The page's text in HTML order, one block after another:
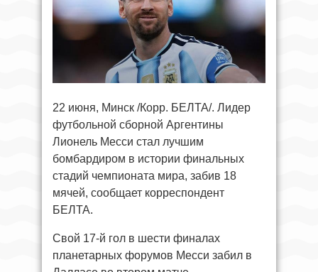
22 июня, Минск /Корр. БЕЛТА/. Лидер
футбольной сборной Аргентины
Лионель Месси стал лучшим
бомбардиром в истории финальных
стадий чемпионата мира, забив 18
мячей, сообщает корреспондент
БЕЛТА.
Свой 17-й гол в шести финалах
планетарных форумов Месси забил в